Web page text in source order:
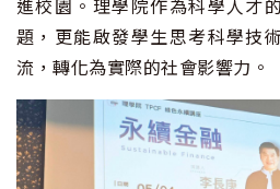
進校園。理學院作為科學人才
題，更能啟發學生思考科學技
流，轉化為實際的社會影響力。